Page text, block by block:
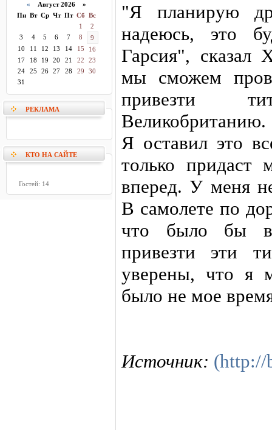
« Август 2026 »
Пн Вт Ср Чт Пт Сб Вс
1
2
3
4 5 6 7 8
9
10
11 12 13 14 15
16
17
18 19 20 21 22
23
24
25 26 27 28 29
30
31
РЕКЛАМА
КТО НА САЙТЕ
Гостей: 14
"Я планирую
надеюсь, это
Гарсия", сказал
мы сможем
привезти
Я оставил это
только придаст
вперед. У меня
В самолете по
что было бы
привезти эти
уверены, что я
было не мое
Источник: (http://